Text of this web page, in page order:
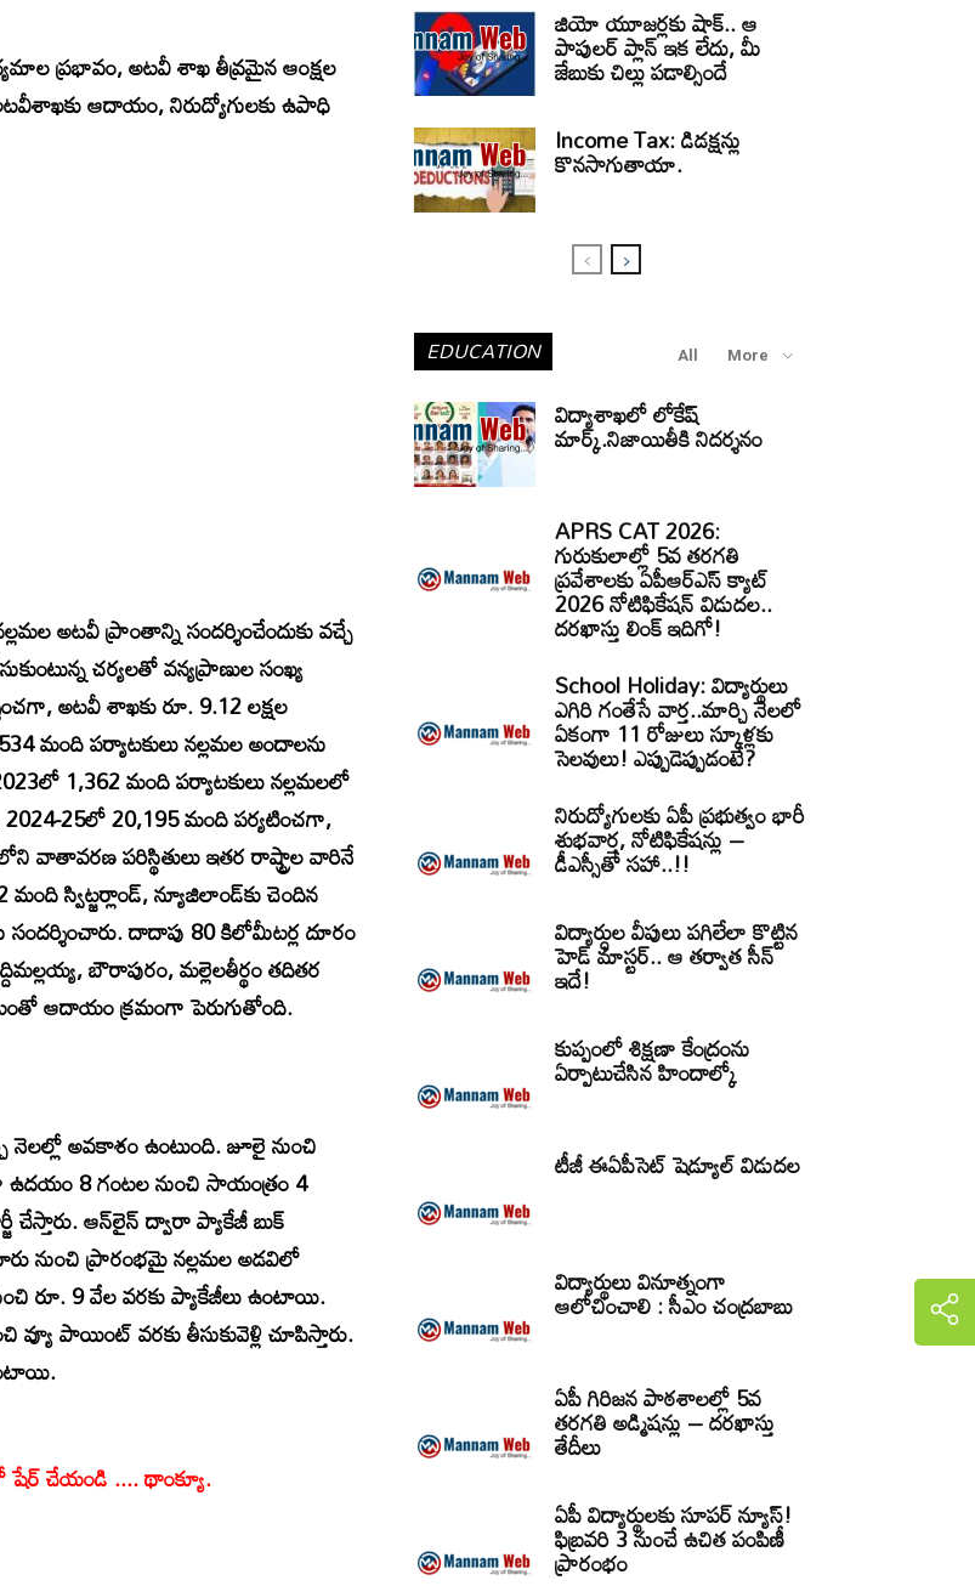
ప్రభావం, అటవీ శాఖ తీవ్రమైన ఆంక్షల
ఆదాయం, నిరుద్యోగులకు ఉపాధి
అటవీ ప్రాంతాన్ని సందర్శించేందుకు వచ్చే
చర్యలతో వన్యప్రాణుల సంఖ్య
అటవీ శాఖకు రూ. 9.12 లక్షల
మంది పర్యాటకులు నల్లమల అందాలను
1,362 మంది పర్యాటకులు నల్లమలలో
2024-25లో 20,195 మంది పర్యటించగా,
వాతావరణ పరిస్థితులు ఇతర రాష్ట్రాల వారినే
స్విట్జర్లాండ్‌, న్యూజిలాండ్‌కు చెందిన
దాదాపు 80 కిలోమీటర్ల దూరం
బౌరాపురం, మల్లెలతీర్థం తదితర
ఆదాయం క్రమంగా పెరుగుతోంది.
నెలల్లో అవకాశం ఉంటుంది. జూలై నుంచి
ఉదయం 8 గంటల నుంచి సాయంత్రం 4
చేస్తారు. ఆన్‌లైన్‌ ద్వారా ప్యాకేజీ బుక్‌
నుంచి ప్రారంభమై నల్లమల అడవిలో
రూ. 9 వేల వరకు ప్యాకేజీలు ఉంటాయి.
పాయింట్‌ వరకు తీసుకువెళ్లి చూపిస్తారు.
షేర్ చేయండి .... థాంక్యూ.
జియో యూజర్లకు షాక్.. ఆ
పాపులర్ ప్లాన్ ఇక లేదు, మీ
జేబుకు చిల్లు పడాల్సిందే
Income Tax: డిడక్షన్లు
కొనసాగుతాయా.
EDUCATION All More
విద్యాశాఖలో లోకేష్
మార్క్.నిజాయితీకి నిదర్శనం
APRS CAT 2026:
గురుకులాల్లో 5వ తరగతి
ప్రవేశాలకు ఏపీఆర్‌ఎస్‌ క్యాట్‌
2026 నోటిఫికేషన్‌ విడుదల..
దరఖాస్తు లింక్‌ ఇదిగో!
School Holiday: విద్యార్థులు
ఎగిరి గంతేసే వార్త..మార్చి నెలలో
ఏకంగా 11 రోజులు స్కూళ్లకు
సెలవులు! ఎప్పుడెప్పుడంటే?
నిరుద్యోగులకు ఏపీ ప్రభుత్వం భారీ
శుభవార్త, నోటిఫికేషన్లు –
డీఎస్సీతో సహా..!!
విద్యార్ధుల వీపులు పగిలేలా కొట్టిన
హెడ్ మాస్టర్.. ఆ తర్వాత సీన్‌
ఇదే!
కుప్పంలో శిక్షణా కేంద్రంను
ఏర్పాటుచేసిన హిందాల్కో
టీజీ ఈఏపీసెట్‌ షెడ్యూల్‌ విడుదల
విద్యార్థులు వినూత్నంగా
ఆలోచించాలి : సీఎం చంద్రబాబు
ఏపీ గిరిజన పాఠశాలల్లో 5వ
తరగతి అడ్మిషన్లు – దరఖాస్తు
తేదీలు
ఏపీ విద్యార్థులకు సూపర్ న్యూస్!
ఫిబ్రవరి 3 నుంచే ఉచిత పంపిణీ
ప్రారంభం